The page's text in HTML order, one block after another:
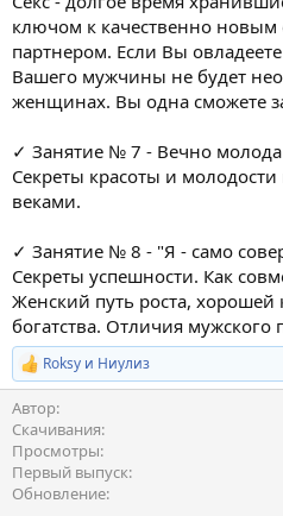
ключом к качественно
партнером. Если Вы
Вашего мужчины не будет
женщинах. Вы одна сможете
✓ Занятие № 7 - Вечно молода
Секреты красоты и
веками.
✓ Занятие № 8 - "Я - само
Секреты успешности. Как
Женский путь роста, хорошей
богатства. Отличия мужского
Р
е
а
к
ц
и
и
:
Roksy и Ниулиз
Автор
Скачивания
Просмотры
Первый выпуск
Обновление